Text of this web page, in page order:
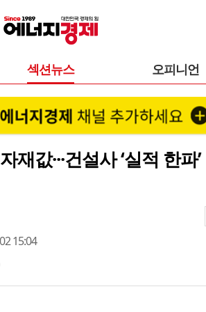
섹션뉴스 오피니언
값···건설사 ‘실적 한파
15:04